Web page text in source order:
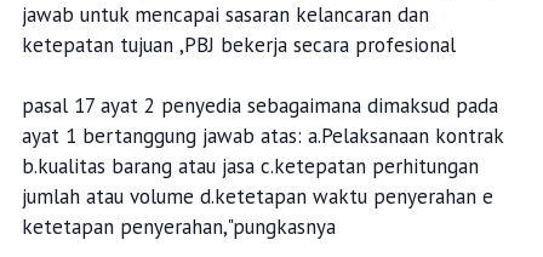
jawab untuk mencapai sasaran kelancaran dan
ketepatan tujuan ,PBJ bekerja secara profesional
pasal 17 ayat 2 penyedia sebagaimana dimaksud pada
ayat 1 bertanggung jawab atas: a.Pelaksanaan kontrak
b.kualitas barang atau jasa c.ketepatan perhitungan
jumlah atau volume d.ketetapan waktu penyerahan e
ketetapan penyerahan,"pungkasnya